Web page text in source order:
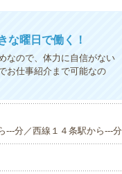
な曜日で働く！
なので、体力に自信がない
お仕事紹介まで可能なの
---分／西線１４条駅から---分